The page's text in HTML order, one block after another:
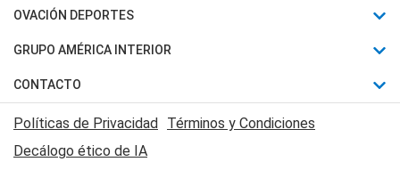
Política
Judiciales
Economia
Horóscopo
Motores
Trucos caseros
Series y Películas
Edictos y Solicitadas
OVACIÓN DEPORTES
Fútbol
Mundial
Automovilismo
Rugby
GRUPO AMÉRICA INTERIOR
Canal 7 en Vivo
CONTACTO
Acerca de Nosotros
Contactanos
Políticas de Privacidad Términos y Condiciones
Decálogo ético de IA